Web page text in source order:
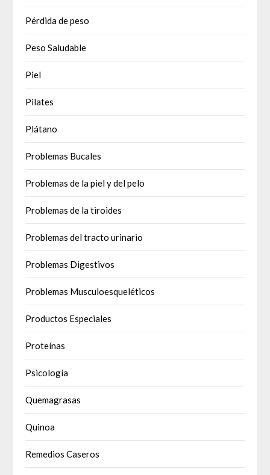
Pérdida de peso
Peso Saludable
Piel
Pilates
Plátano
Problemas Bucales
Problemas de la piel y del pelo
Problemas de la tiroides
Problemas del tracto urinario
Problemas Digestivos
Problemas Musculoesqueléticos
Productos Especiales
Proteínas
Psicología
Quemagrasas
Quinoa
Remedios Caseros